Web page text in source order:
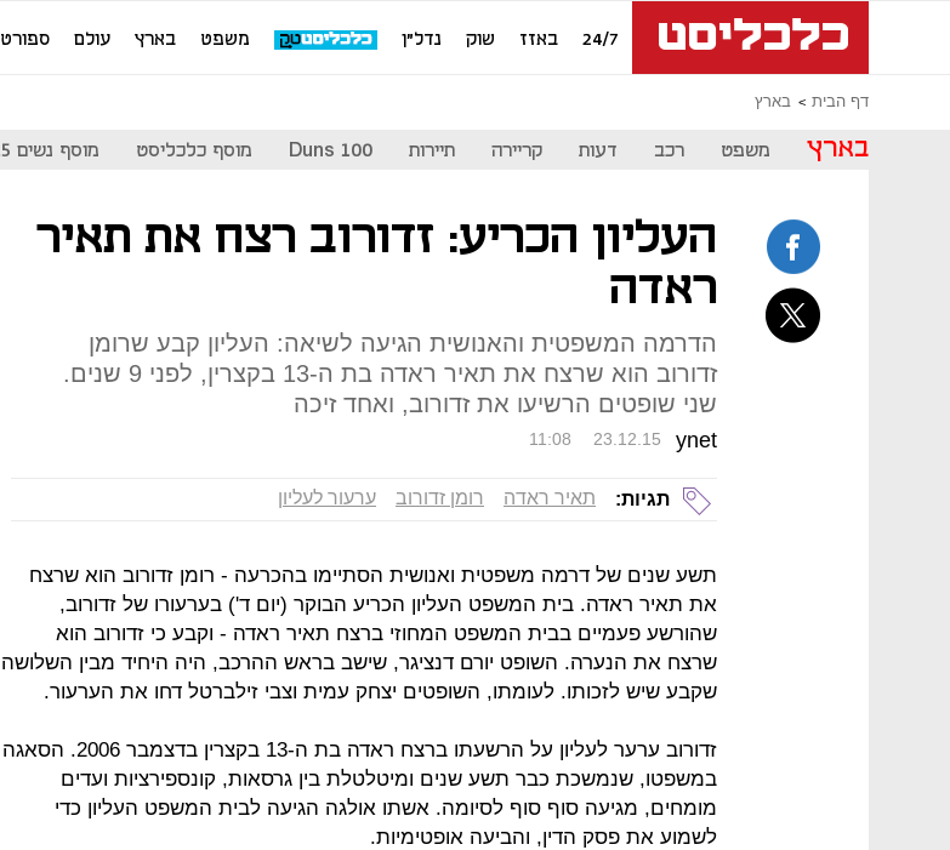
24/7 באזז שוק נדל"ן משפט בארץ עולם ספורט
דף הבית בארץ
בארץ משפט רכב דעות קריירה תיירות Duns 100 מוסף כלכליסט מוסף נשים 2025
העליון הכריע: זדורוב רצח את תאיר
ראדה
הדרמה המשפטית והאנושית הגיעה לשיאה: העליון קבע שרומן
זדורוב הוא שרצח את תאיר ראדה בת ה-13 בקצרין, לפני 9 שנים.
שני שופטים הרשיעו את זדורוב, ואחד זיכה
ynet
11:08 23.12.15
תגיות: תאיר ראדה רומן זדורוב ערעור לעליון
תשע שנים של דרמה משפטית ואנושית הסתיימו בהכרעה - רומן זדורוב הוא שרצח
את תאיר ראדה. בית המשפט העליון הכריע הבוקר (יום ד') בערעורו של זדורוב,
שהורשע פעמיים בבית המשפט המחוזי ברצח תאיר ראדה - וקבע כי זדורוב הוא
שרצח את הנערה. השופט יורם דנציגר, שישב בראש ההרכב, היה היחיד מבין השלושה
שקבע שיש לזכותו. לעומתו, השופטים יצחק עמית וצבי זילברטל דחו את הערעור.
זדורוב ערער לעליון על הרשעתו ברצח ראדה בת ה-13 בקצרין בדצמבר 2006. הסאגה
במשפטו, שנמשכת כבר תשע שנים ומיטלטלת בין גרסאות, קונספירציות ועדים
מומחים, מגיעה סוף סוף לסיומה. אשתו אולגה הגיעה לבית המשפט העליון כדי
לשמוע את פסק הדין, והביעה אופטימיות.